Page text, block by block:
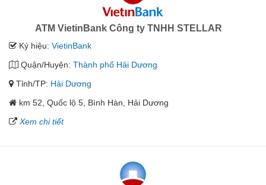
ATM VietinBank Công ty TNHH STELLAR
Ký hiệu: VietinBank
Quận/Huyện: Thành phố Hải Dương
Tỉnh/TP: Hải Dương
km 52, Quốc lộ 5, Bình Hàn, Hải Dương
Xem chi tiết